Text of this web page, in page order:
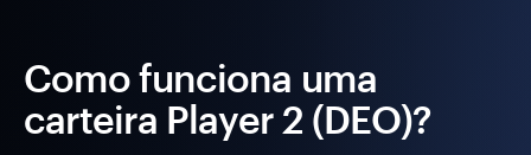
Como funciona uma
carteira Player 2 (DEO)?